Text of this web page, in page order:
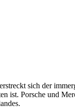
sich der
ist. Porsche und